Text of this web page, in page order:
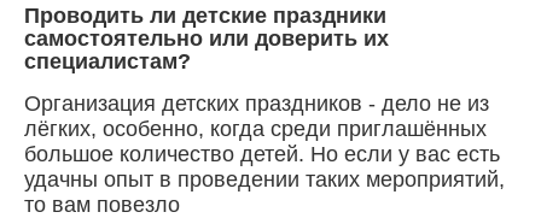
Проводить ли детские праздники
самостоятельно или доверить их
специалистам?
Организация детских праздников - дело не из
лёгких, особенно, когда среди приглашённых
большое количество детей. Но если у вас есть
удачны опыт в проведении таких мероприятий,
то вам повезло